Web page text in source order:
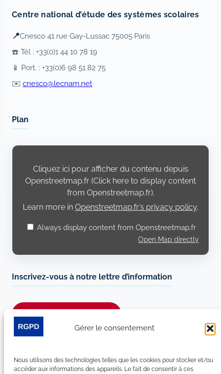
Gérer le consentement
Nous utilisons des technologies telles que les cookies pour stocker et/ou
accéder aux informations des appareils. Le fait de consentir à ces
Centre national d’étude des systèmes scolaires
📍Cnesco 41 rue Gay-Lussac 75005 Paris
☎️ Tél : +33(0)1 44 10 78 19
📱 Port. : +33(0)6 98 51 82 75
✉️ cnesco@lecnam.net
Plan
Display
Openstreetmap.fr
Cliquez ici pour afficher du contenu depuis
Openstreetmap.fr (Click here to display content
from Openstreetmap.fr).
Learn more in Openstreetmap.fr’s privacy policy.
Always display content from Openstreetmap.fr
Open Map directly
Inscrivez-vous à notre lettre d’information
LinkedIn
YouTube
Facebook
Bluesky